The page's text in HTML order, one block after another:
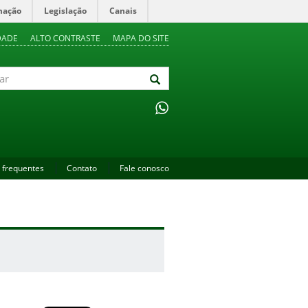
Legislação Canais
ALTO CONTRASTE MAPA DO SITE
frequentes Contato Fale conosco